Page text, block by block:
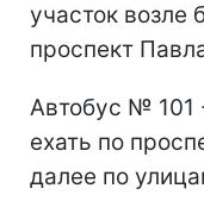
участок возле
проспект
Автобус № 101
ехать по
далее по